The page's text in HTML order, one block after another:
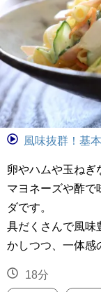
風味抜群！基
卵やハムや玉ねぎ
マヨネーズや酢で
ダです。
具だくさんで風味
かしつつ、一体感
18分